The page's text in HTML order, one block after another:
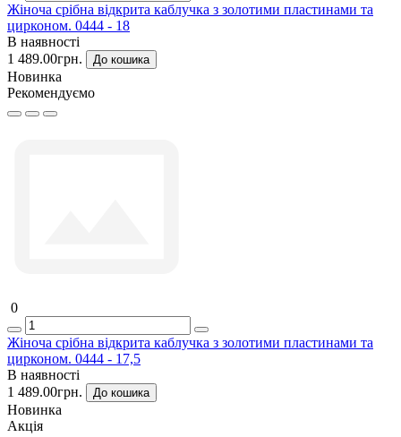
Жіноча срібна відкрита каблучка з золотими пластинами та
цирконом. 0444 - 18
В наявності
1 489.00грн.
До кошика
Новинка
Рекомендуємо
0
Жіноча срібна відкрита каблучка з золотими пластинами та
цирконом. 0444 - 17,5
В наявності
1 489.00грн.
До кошика
Новинка
Акція